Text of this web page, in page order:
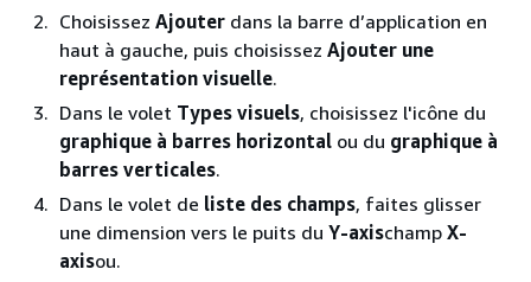
Choisissez Ajouter dans la barre d’application en
haut à gauche, puis choisissez Ajouter une
représentation visuelle.
Dans le volet Types visuels, choisissez l'icône du
graphique à barres horizontal ou du graphique à
barres verticales.
Dans le volet de liste des champs, faites glisser
une dimension vers le puits du Y-axischamp X-
axisou.